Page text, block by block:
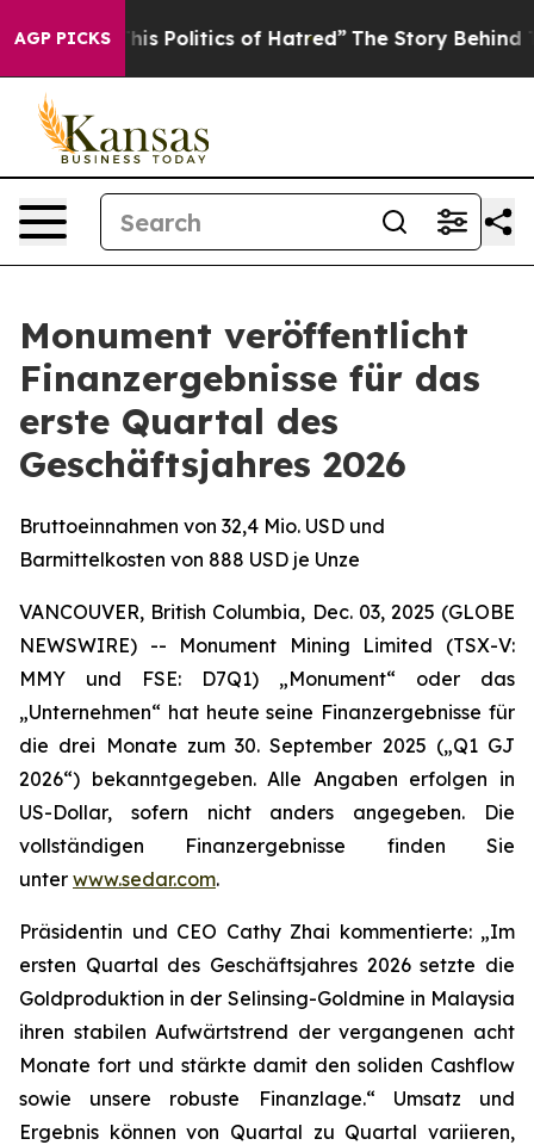
AGP PICKS
Politics of Hatred” The Story Behind Trump’s
Monument veröffentlicht
Finanzergebnisse für das
erste Quartal des
Geschäftsjahres 2026
Bruttoeinnahmen von 32,4 Mio. USD und
Barmittelkosten von 888 USD je Unze
VANCOUVER, British Columbia, Dec. 03, 2025 (GLOBE
NEWSWIRE) -- Monument Mining Limited (TSX-V:
MMY und FSE: D7Q1) „Monument“ oder das
„Unternehmen“ hat heute seine Finanzergebnisse für
die drei Monate zum 30. September 2025 („Q1 GJ
2026“) bekanntgegeben. Alle Angaben erfolgen in
US-Dollar, sofern nicht anders angegeben. Die
vollständigen Finanzergebnisse finden Sie
unter www.sedar.com.
Präsidentin und CEO Cathy Zhai kommentierte: „Im
ersten Quartal des Geschäftsjahres 2026 setzte die
Goldproduktion in der Selinsing-Goldmine in Malaysia
ihren stabilen Aufwärtstrend der vergangenen acht
Monate fort und stärkte damit den soliden Cashflow
sowie unsere robuste Finanzlage.“ Umsatz und
Ergebnis können von Quartal zu Quartal variieren,